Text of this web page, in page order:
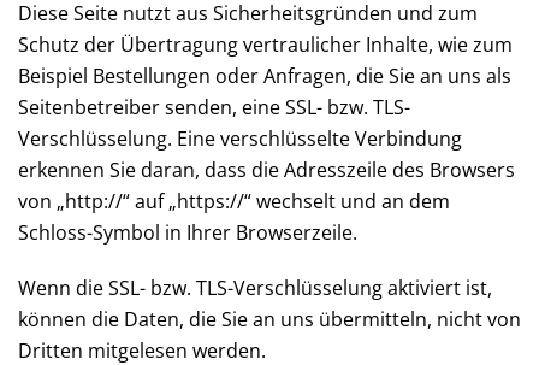
Diese Seite nutzt aus Sicherheitsgründen und zum
Schutz der Übertragung vertraulicher Inhalte, wie zum
Beispiel Bestellungen oder Anfragen, die Sie an uns als
Seitenbetreiber senden, eine SSL- bzw. TLS-
Verschlüsselung. Eine verschlüsselte Verbindung
erkennen Sie daran, dass die Adresszeile des Browsers
von „http://“ auf „https://“ wechselt und an dem
Schloss-Symbol in Ihrer Browserzeile.
Wenn die SSL- bzw. TLS-Verschlüsselung aktiviert ist,
können die Daten, die Sie an uns übermitteln, nicht von
Dritten mitgelesen werden.